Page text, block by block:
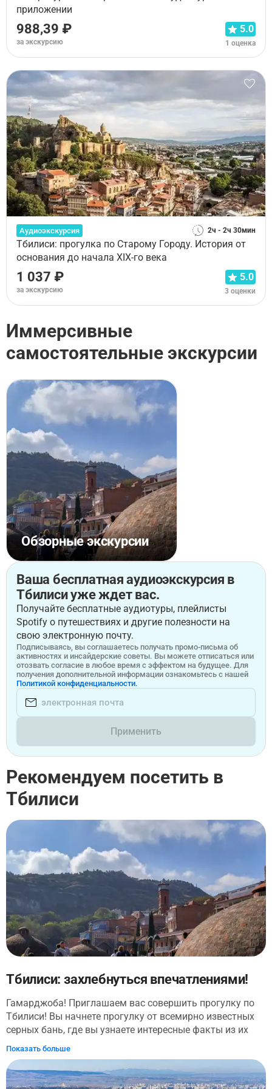
приложении
988,39 ₽
за экскурсию
5.0
1 оценка
Аудиоэкскурсия 2ч - 2ч 30мин
Тбилиси: прогулка по Старому Городу. История от
основания до начала XIX-го века
1 037 ₽
за экскурсию
5.0
3 оценки
Иммерсивные
самостоятельные экскурсии
Обзорные экскурсии
Ваша бесплатная аудиоэкскурсия в
Тбилиси уже ждет вас.
Получайте бесплатные аудиотуры, плейлисты
Spotify о путешествиях и другие полезности на
свою электронную почту.
Подписываясь, вы соглашаетесь получать промо-письма об
активностях и инсайдерские советы. Вы можете отписаться или
отозвать согласие в любое время с эффектом на будущее. Для
получения дополнительной информации ознакомьтесь с нашей
Политикой конфиденциальности.
Применить
Рекомендуем посетить в
Тбилиси
Тбилиси: захлебнуться впечатлениями!
Гамарджоба! Приглашаем вас совершить прогулку по
Тбилиси! Вы начнете прогулку от всемирно известных
серных бань, где вы узнаете интересные факты из их
истории и о правилах посещения. Затем пройдете к
водопаду Легвтахеви, подниметесь над городом и
увидите его с высоты птичьего полета. Посетите
древнюю величественную крепость Нарикала и
Показать больше